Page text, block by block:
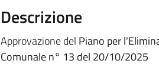
Descrizione
Approvazione del Piano per
Comunale n° 13 del 20/10/2025